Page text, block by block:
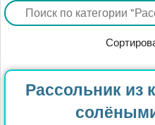
Рассольник из